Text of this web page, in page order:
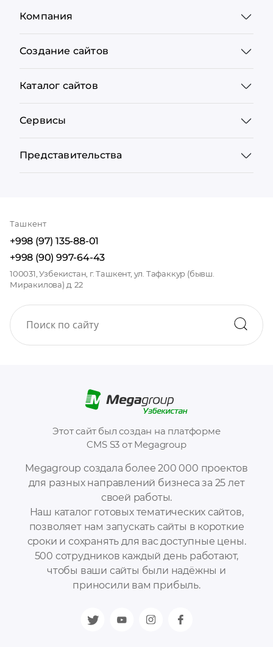
Megagroup создала более 200 000 проектов
для разных направлений бизнеса за 25 лет
своей работы.
Наш каталог готовых тематических сайтов,
позволяет нам запускать сайты в короткие
сроки и сохранять для вас доступные цены.
500 сотрудников каждый день работают,
чтобы ваши сайты были надёжны и
приносили вам прибыль.
Этот сайт был создан на платформе
CMS S3 от Megagroup
Компания
Создание сайтов
Каталог сайтов
Сервисы
Представительства
Ташкент
+998 (97) 135-88-01
+998 (90) 997-64-43
100031, Узбекистан, г. Ташкент, ул. Тафаккур (бывш.
Миракилова) д. 22